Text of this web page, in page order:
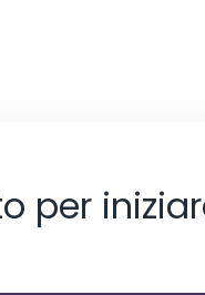
per